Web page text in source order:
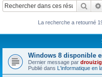
La recherche a retourné
Windows 8 disponible
Dernier message par drouizig
Publié dans L'informatique en